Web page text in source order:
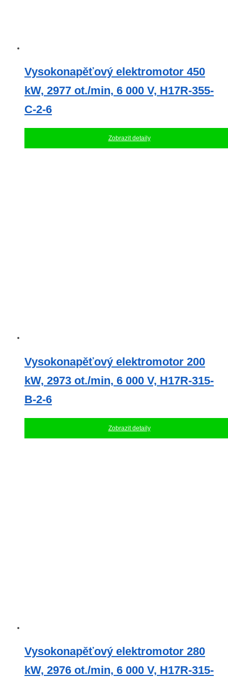
Vysokonapěťový elektromotor 450
kW, 2977 ot./min, 6 000 V, H17R-355-
C-2-6
Zobrazit detaily
Vysokonapěťový elektromotor 200
kW, 2973 ot./min, 6 000 V, H17R-315-
B-2-6
Zobrazit detaily
Vysokonapěťový elektromotor 280
kW, 2976 ot./min, 6 000 V, H17R-315-